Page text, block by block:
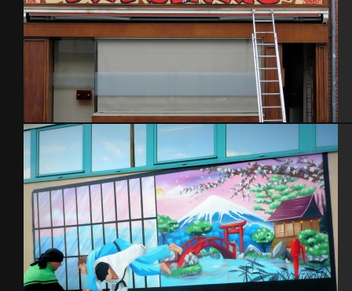
Salon tatouage 2009